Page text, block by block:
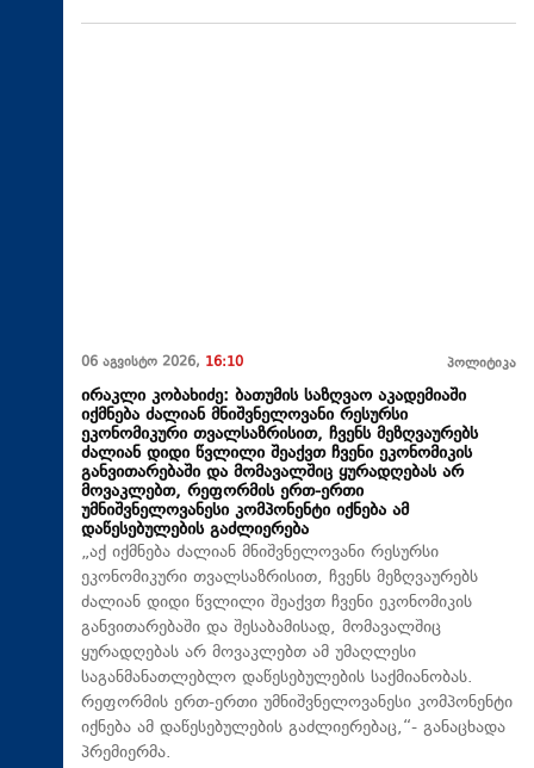
06 აგვისტო 2026, 16:10 პოლიტიკა
ირაკლი კობახიძე: ბათუმის საზღვაო აკადემიაში
იქმნება ძალიან მნიშვნელოვანი რესურსი
ეკონომიკური თვალსაზრისით, ჩვენს მეზღვაურებს
ძალიან დიდი წვლილი შეაქვთ ჩვენი ეკონომიკის
განვითარებაში და მომავალშიც ყურადღებას არ
მოვაკლებთ, რეფორმის ერთ-ერთი
უმნიშვნელოვანესი კომპონენტი იქნება ამ
დაწესებულების გაძლიერება
„აქ იქმნება ძალიან მნიშვნელოვანი რესურსი
ეკონომიკური თვალსაზრისით, ჩვენს მეზღვაურებს
ძალიან დიდი წვლილი შეაქვთ ჩვენი ეკონომიკის
განვითარებაში და შესაბამისად, მომავალშიც
ყურადღებას არ მოვაკლებთ ამ უმაღლესი
საგანმანათლებლო დაწესებულების საქმიანობას.
რეფორმის ერთ-ერთი უმნიშვნელოვანესი კომპონენტი
იქნება ამ დაწესებულების გაძლიერებაც,“- განაცხადა
პრემიერმა.